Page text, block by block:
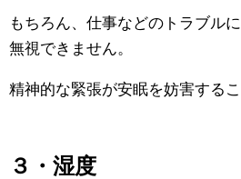
もちろん、仕事などのトラブル
無視できません。
精神的な緊張が安眠を妨害するこ
３・湿度